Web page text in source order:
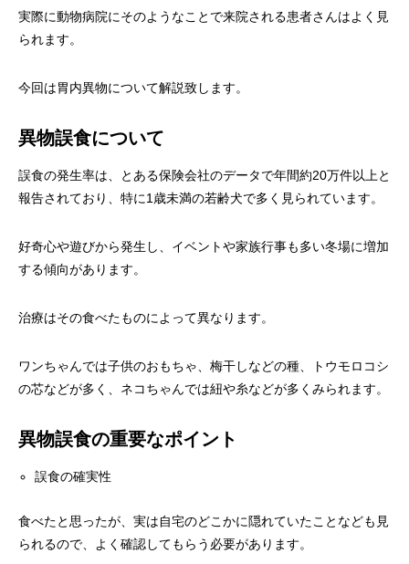
実際に動物病院にそのようなことで来院される患者さんはよく見
られます。
今回は胃内異物について解説致します。
異物誤食について
誤食の発生率は、とある保険会社のデータで年間約20万件以上と
報告されており、特に1歳未満の若齢犬で多く見られています。
好奇心や遊びから発生し、イベントや家族行事も多い冬場に増加
する傾向があります。
治療はその食べたものによって異なります。
ワンちゃんでは子供のおもちゃ、梅干しなどの種、トウモロコシ
の芯などが多く、ネコちゃんでは紐や糸などが多くみられます。
異物誤食の重要なポイント
誤食の確実性
食べたと思ったが、実は自宅のどこかに隠れていたことなども見
られるので、よく確認してもらう必要があります。